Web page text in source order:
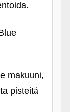
makuuni,
pisteitä